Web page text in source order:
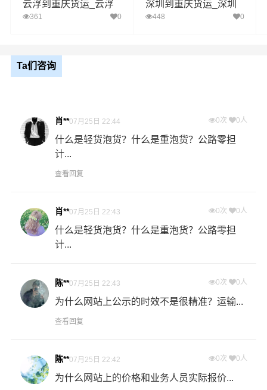
区域
巫溪县,石柱,秀山,酉阳,彭水
备注
如何计算广州至重庆物流费用总报价？
物流费用总报价=广州提货费用+专线运输费用+重庆送货上
积。先确定货物性质，货物性质可分为重货、重泡货、泡
货，根据货物性质确定单价。
物流公司安排车辆上门把货物运送到专线运输商进行配载
过程中产生的费用称为提货费。提货过程是发货时很重要
的环节，要确认件数、重量、体积、包装、收货信息等物
流基本信息。
什么是送货费用？
即送货上门费用。物流公司安排车辆把货物从重庆物流集
散地运送到指定的收货地点，期间产生的费用称为送货
云浮到重庆货运_云浮
至重庆物流专线
361 0
深圳到重庆货运_深圳
至重庆物流专线
448 0
Ta们咨询
肖**07月25日 22:44 0次 0人
什么是轻货泡货？什么是重泡货？公路零担
计...
查看回复
肖**07月25日 22:43 0次 0人
什么是轻货泡货？什么是重泡货？公路零担
计...
陈**07月25日 22:43 0次 0人
为什么网站上公示的时效不是很精准？运输...
查看回复
陈**07月25日 22:42 0次 0人
为什么网站上的价格和业务人员实际报价...